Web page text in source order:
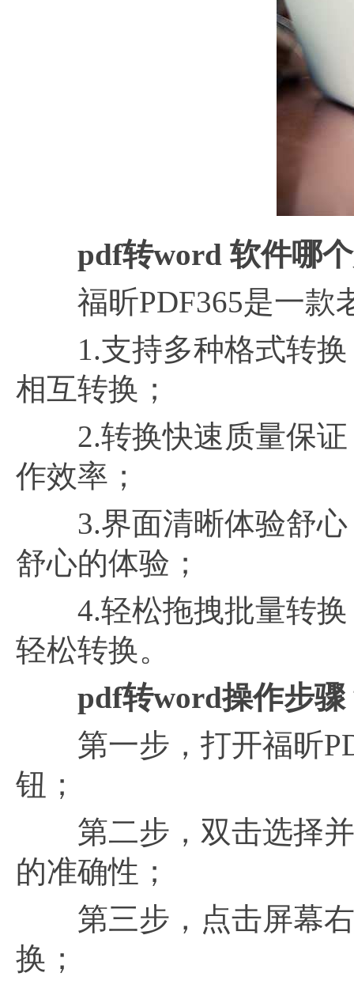
pdf转word 软件哪
福昕PDF365是一款
1.支持多种格式转换
相互转换；
2.转换快速质量保证
作效率；
3.界面清晰体验舒心
舒心的体验；
4.轻松拖拽批量转换
轻松转换。
pdf转word操作步骤
第一步，打开福昕
钮；
第二步，双击选择并
的准确性；
第三步，点击屏幕右
换；